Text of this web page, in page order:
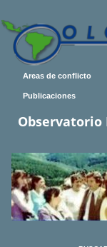
Areas de conflicto
Publicaciones
Observatorio